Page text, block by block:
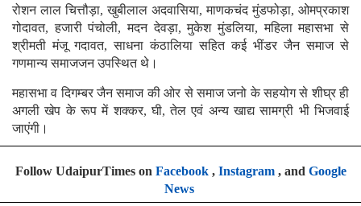
रोशन लाल चित्तौड़ा, खुबीलाल अदवासिया, माणकचंद मुंडफोड़ा, ओमप्रकाश
गोदावत, हजारी पंचोली, मदन देवड़ा, मुकेश मुंडलिया, महिला महासभा से
श्रीमती मंजू गदावत, साधना कंठालिया सहित कई भींडर जैन समाज से
गणमान्य समाजजन उपस्थित थे।
महासभा व दिगम्बर जैन समाज की ओर से समाज जनो के सहयोग से शीघ्र ही
अगली खेप के रूप में शक्कर, घी, तेल एवं अन्य खाद्य सामग्री भी भिजवाई
जाएंगी।
Follow UdaipurTimes on Facebook, Instagram, and Google
News